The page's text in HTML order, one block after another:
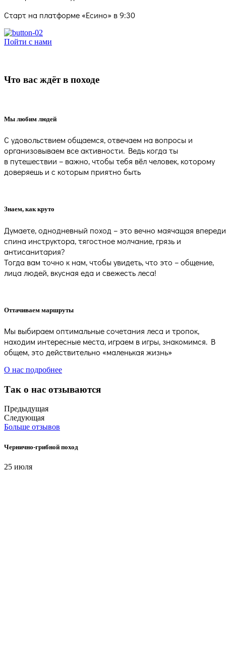
Старт на платформе «Есино» в 9:30
Пойти с нами
Что вас ждёт в походе
Мы любим людей
С удовольствием общаемся, отвечаем на вопросы и
организовываем все активности. Ведь когда ты
в путешествии – важно, чтобы тебя вёл человек, которому
доверяешь и с которым приятно быть
Знаем, как круто
Думаете, однодневный поход – это вечно маячащая впереди
спина инструктора, тягостное молчание, грязь и
антисанитария?
Тогда вам точно к нам, чтобы увидеть, что это – общение,
лица людей, вкусная еда и свежесть леса!
Оттачиваем маршруты
Мы выбираем оптимальные сочетания леса и тропок,
находим интересные места, играем в игры, знакомимся. В
общем, это действительно «маленькая жизнь»
О нас подробнее
Так о нас отзываются
Предыдущая
Следующая
Больше отзывов
Чернично-грибной поход
25 июля